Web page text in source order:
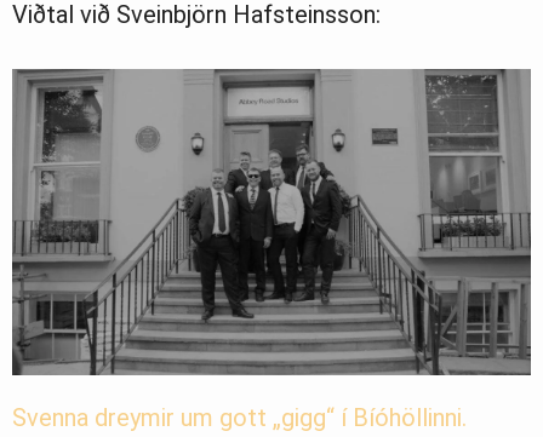
Ljósmyndasafn
Viðtal við Sveinbjörn Hafsteinsson:
Svenna dreymir um gott „gigg“ í Bíóhöllinni.